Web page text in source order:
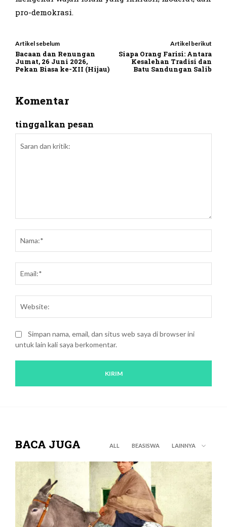
pro-demokrasi.
Artikel sebelum
Bacaan dan Renungan
Jumat, 26 Juni 2026,
Pekan Biasa ke-XII (Hijau)
Artikel berikut
Siapa Orang Farisi: Antara
Kesalehan Tradisi dan
Batu Sandungan Salib
Komentar
tinggalkan pesan
kritik:
Simpan nama, email, dan situs web saya di browser ini
untuk lain kali saya berkomentar.
BACA JUGA ALL BEASISWA LAINNYA